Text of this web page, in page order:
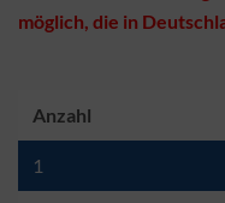
möglich, die in
Anzahl
1